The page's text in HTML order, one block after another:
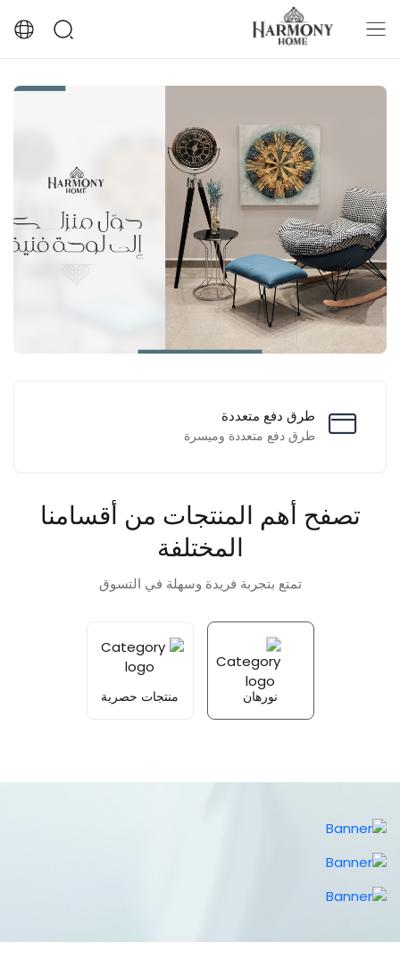
طرق دفع متعددة
طرق دفع متعددة وميسرة
تصفح أهم المنتجات من أقسامنا
المختلفة
تمتع بتجربة فريدة وسهلة في التسوق
نورهان منتجات حصرية